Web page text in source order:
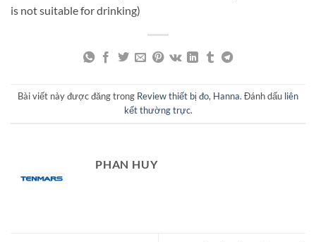
is not suitable for drinking)
Bài viết này được đăng trong Review thiết bị đo, Hanna. Đánh dấu liên
kết thường trực.
PHAN HUY